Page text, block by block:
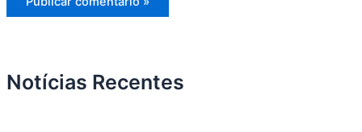
Notícias Recentes